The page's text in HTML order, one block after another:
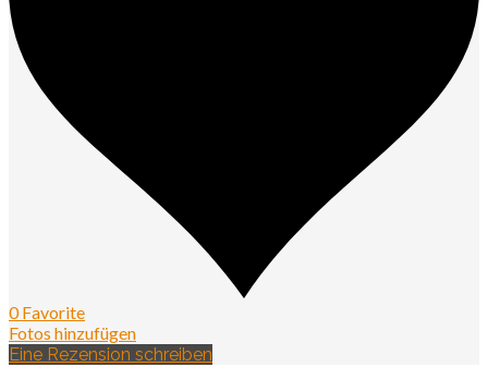
0 Favorite
Fotos hinzufügen
Eine Rezension schreiben